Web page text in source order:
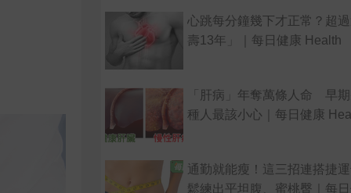
心跳每分鐘幾下才正常？超
壽13年」｜每日健康 Health
「肝病」年奪萬條人命 早
種人最該小心｜每日健康
通勤就能瘦！這三招連搭捷
鬆練出平坦腹、蜜桃臀｜每